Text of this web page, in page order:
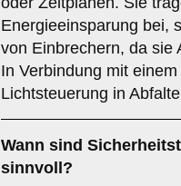
Energieeinsparung bei,
von Einbrechern, da sie
In Verbindung mit
Lichtsteuerung in
Wann sind
sinnvoll?